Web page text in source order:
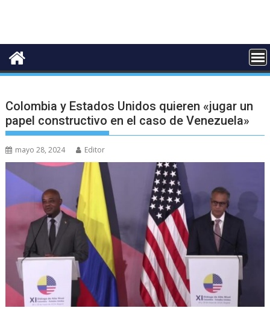
Colombia y Estados Unidos quieren «jugar un
papel constructivo en el caso de Venezuela»
mayo 28, 2024 Editor